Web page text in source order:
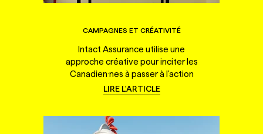
CAMPAGNES ET CRÉATIVITÉ
Intact Assurance utilise une
approche créative pour inciter les
Canadien·nes à passer à l'action
LIRE L'ARTICLE